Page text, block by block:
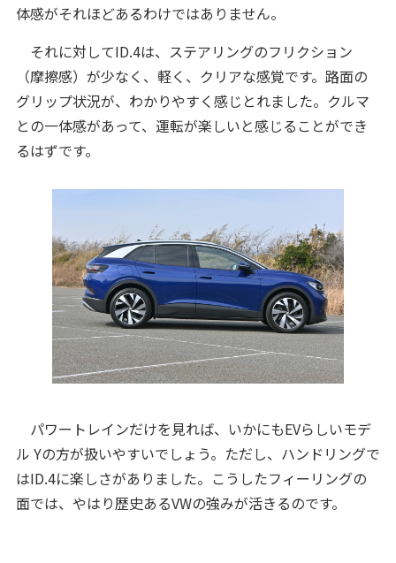
体感がそれほどあるわけではありません。
それに対してID.4は、ステアリングのフリクション
（摩擦感）が少なく、軽く、クリアな感覚です。路面の
グリップ状況が、わかりやすく感じとれました。クルマ
との一体感があって、運転が楽しいと感じることができ
るはずです。
パワートレインだけを見れば、いかにもEVらしいモデ
ル Yの方が扱いやすいでしょう。ただし、ハンドリングで
はID.4に楽しさがありました。こうしたフィーリングの
面では、やはり歴史あるVWの強みが活きるのです。